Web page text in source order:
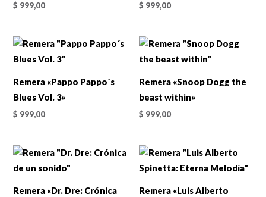
$ 999,00 $ 999,00
Remera «Pappo Pappo´s
Blues Vol. 3»
$ 999,00
Remera «Snoop Dogg the
beast within»
$ 999,00
Remera «Dr. Dre: Crónica
Remera «Luis Alberto